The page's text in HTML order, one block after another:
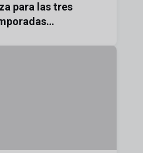
para las tres